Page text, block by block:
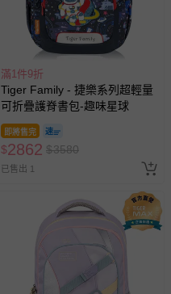
滿1件9折
Tiger Family - 捷樂系列超輕量
可折疊護脊書包-趣味星球
即將售完
$2862 $3580
已售出 1